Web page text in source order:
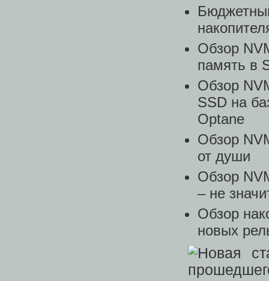
Обзор
память в
Обзор
SSD на
Optane
Обзор
от души
Обзор
– не
Обзор
новых